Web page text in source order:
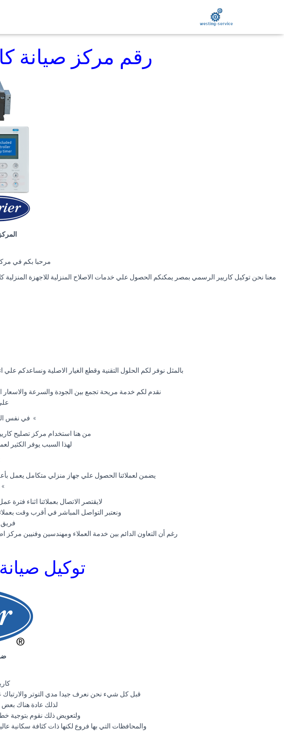
رقم مركز صيانة
مرحبا بكم في
معنا نحن توكيل كاريير الرسمي بمصر يمكنكم الحصول علي خدمات الاصلاح المنزلية للاجهزة
بالمثل نوفر لكم الحلول التقنية وقطع الغيار الاصلية ونساعدكم علي
نقدم لكم خدمة مريحة تجمع بين الجودة والسرعة والاسعار
» في نفس
من هنا استخدام مركز تصليح
لهذا السبب يوفر الكثير
يضمن لعملائنا الحصول علي جهاز منزلي متكامل يعمل
»
لايقتصر الاتصال بعملائنا اثناء فترة
ونعتبر التواصل المباشر في أقرب وقت
رغم أن التعاون الدائم بين خدمة العملاء ومهندسين وفنيين
توكيل
قبل كل شيء نحن نعرف جيدا مدي التوتر
لذلك عادة هناك بعض
ولتعويض ذلك نقوم بتوجية
والمحافظات التي بها فروع لكنها ذات كثافة سكانية